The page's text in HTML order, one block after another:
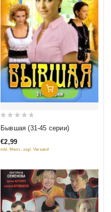
Добавить В Корзину
of
Бывшая (31-45 серии)
€2,99
inkl. Mwst., zzgl. Versand